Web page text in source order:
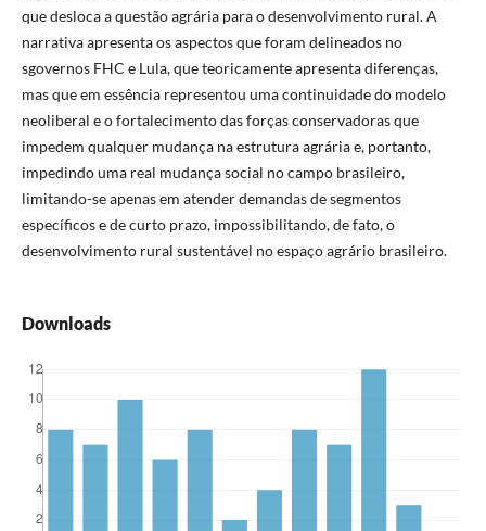
que desloca a questão agrária para o desenvolvimento rural. A
narrativa apresenta os aspectos que foram delineados no
sgovernos FHC e Lula, que teoricamente apresenta diferenças,
mas que em essência representou uma continuidade do modelo
neoliberal e o fortalecimento das forças conservadoras que
impedem qualquer mudança na estrutura agrária e, portanto,
impedindo uma real mudança social no campo brasileiro,
limitando-se apenas em atender demandas de segmentos
específicos e de curto prazo, impossibilitando, de fato, o
desenvolvimento rural sustentável no espaço agrário brasileiro.
Downloads